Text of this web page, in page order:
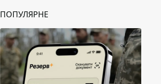
ПОПУЛЯРНЕ